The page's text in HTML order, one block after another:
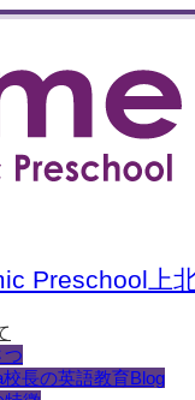
つ
校長の英語教育Blog